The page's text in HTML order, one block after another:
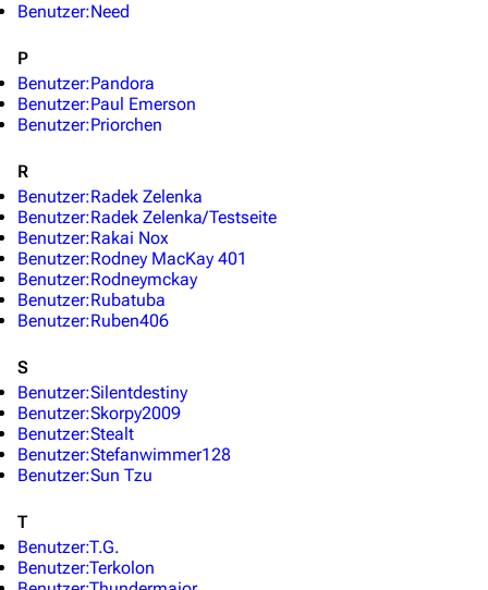
Stargate Infinity
Filme
Themenportal
Personen
Völker
Orte
Zeitleiste
Fanprojekte
Kommerzielles
Hilfe
Benutzer:Need
P
Benutzer:Pandora
Benutzer:Paul Emerson
Benutzer:Priorchen
R
Benutzer:Radek Zelenka
Benutzer:Radek Zelenka/Testseite
Benutzer:Rakai Nox
Benutzer:Rodney MacKay 401
Benutzer:Rodneymckay
Benutzer:Rubatuba
Benutzer:Ruben406
S
Benutzer:Silentdestiny
Benutzer:Skorpy2009
Benutzer:Stealt
Benutzer:Stefanwimmer128
Benutzer:Sun Tzu
T
Benutzer:T.G.
Benutzer:Terkolon